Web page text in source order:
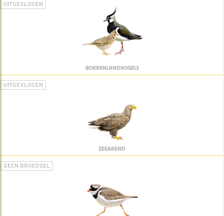
UITGEVLOGEN
BOERENLANDVOGELS
UITGEVLOGEN
ZEEAREND
GEEN BROEDSEL